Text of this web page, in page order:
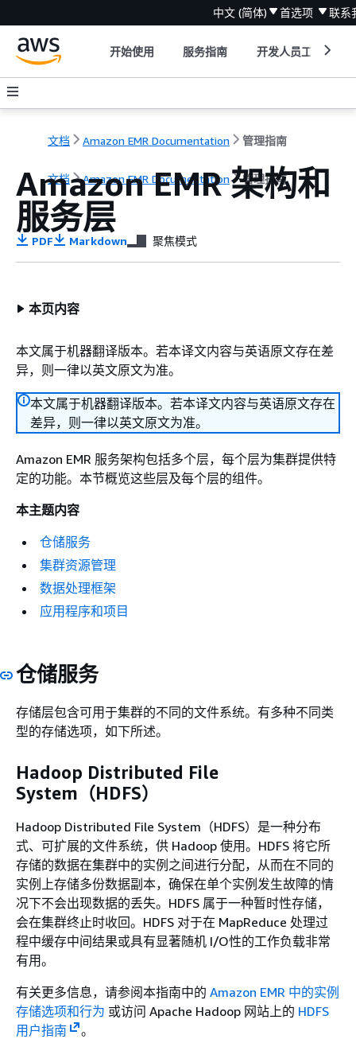
中文 (简体) 首选项 联系
开始使用 服务指南 开发人员工具
文档 Amazon EMR Documentation 管理指南
文档 Amazon EMR Documentation 管理指南
Amazon EMR 架构和
服务层
PDF Markdown 聚焦模式
本页内容
本文属于机器翻译版本。若本译文内容与英语原文存在差
异，则一律以英文原文为准。
本文属于机器翻译版本。若本译文内容与英语原文存在
差异，则一律以英文原文为准。
Amazon EMR 服务架构包括多个层，每个层为集群提供特
定的功能。本节概览这些层及每个层的组件。
本主题内容
仓储服务
集群资源管理
数据处理框架
应用程序和项目
仓储服务
存储层包含可用于集群的不同的文件系统。有多种不同类
型的存储选项，如下所述。
Hadoop Distributed File
System（HDFS）
Hadoop Distributed File System（HDFS）是一种分布
式、可扩展的文件系统，供 Hadoop 使用。HDFS 将它所
存储的数据在集群中的实例之间进行分配，从而在不同的
实例上存储多份数据副本，确保在单个实例发生故障的情
况下不会出现数据的丢失。HDFS 属于一种暂时性存储，
会在集群终止时收回。HDFS 对于在 MapReduce 处理过
程中缓存中间结果或具有显著随机 I/O性的工作负载非常
有用。
有关更多信息，请参阅本指南中的 Amazon EMR 中的实例
存储选项和行为 或访问 Apache Hadoop 网站上的 HDFS
用户指南
。